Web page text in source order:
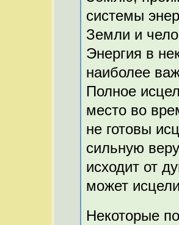
системы
Земли и
Энергия в
наиболее
Полное
место во
не готовы
сильную
исходит от
может
Некоторые